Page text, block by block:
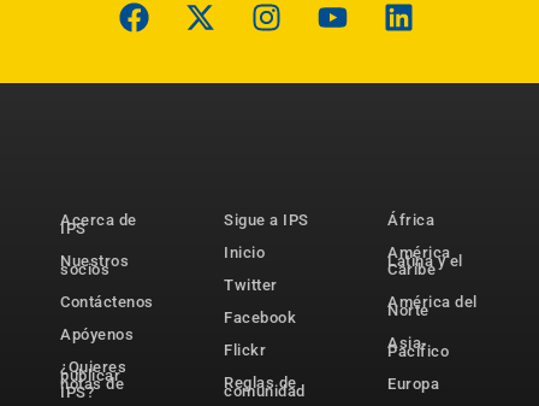
Acerca de
IPS
Nuestros
socios
Contáctenos
Apóyenos
¿Quieres
publicar
notas de
IPS?
Sigue a IPS
Inicio
Twitter
Facebook
Flickr
Reglas de
comunidad
África
América
Latina y el
Caribe
América del
Norte
Asia-
Pacífico
Europa